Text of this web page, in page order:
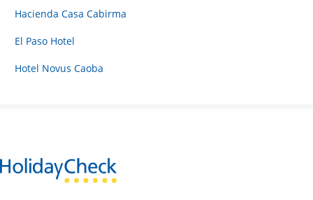
Hacienda Casa Cabirma
El Paso Hotel
Hotel Novus Caoba